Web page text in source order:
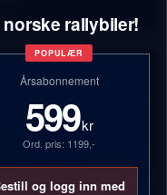
rallybiler!
POPULÆR
Årsabonnement
599kr
Ord. pris: 1199,-
og logg inn med